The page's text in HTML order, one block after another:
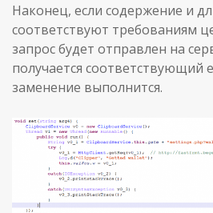
Наконец, если содержение и
соответствуют требованиям
запрос будет отправлен на
получается соответствующий
заменение выполнится.